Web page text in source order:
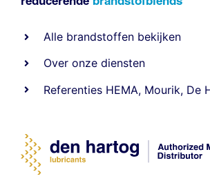
Alle brandstoffen bekijken
Over onze diensten
Referenties HEMA, Mourik, De